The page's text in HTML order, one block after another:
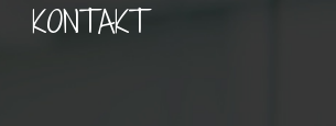
KONTAKT